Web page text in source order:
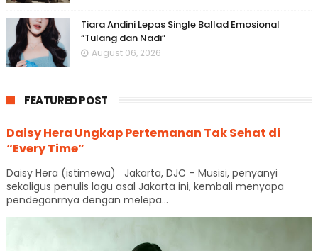
Tiara Andini Lepas Single Ballad Emosional
“Tulang dan Nadi”
August 06, 2026
FEATURED POST
Daisy Hera Ungkap Pertemanan Tak Sehat di
“Every Time”
Daisy Hera (istimewa) Jakarta, DJC – Musisi, penyanyi
sekaligus penulis lagu asal Jakarta ini, kembali menyapa
pendeganrnya dengan melepa...